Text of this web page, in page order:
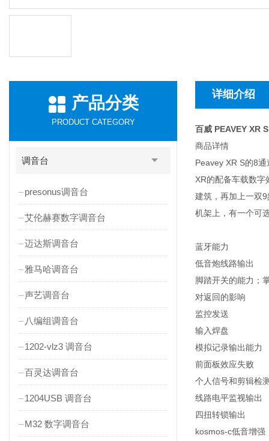
产品分类
PRODUCT CATEGORY
调音台
presonus调音台
艾伦赫赛数字调音台
迈达斯调音台
雅马哈调音台
声艺调音台
八编组调音台
1202-vlz3 调音台
百灵达调音台
1204USB 调音台
M32 数字调音台
详细介绍
百威 PEAVEY XR
商品详情
Peavey XR S的8
XR的配备车载数字
建筑，再加上一双
机架上，有一个可
蓝牙能力
低音炮线路输出
脚踏开关的能力；
对返回的影响
监控发送
输入焊盘
模拟记录输出能力
前面板效应失败
个人信号和剪辑检
线路电平监视输出
四扭转锁输出
kosmos-c低音增强